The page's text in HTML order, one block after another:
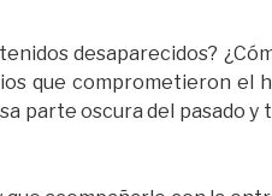
desaparecidos?
que comprometieron el
oscura del pasado y